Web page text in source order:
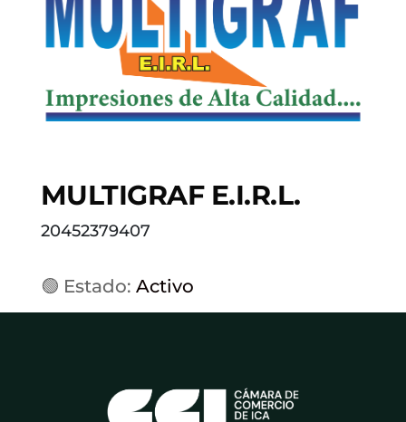
MULTIGRAF E.I.R.L.
20452379407
🟢 Estado: Activo